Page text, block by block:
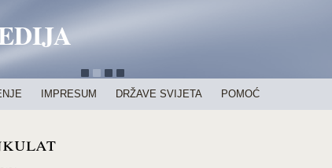
IMPRESUM DRŽAVE SVIJETA POMOĆ